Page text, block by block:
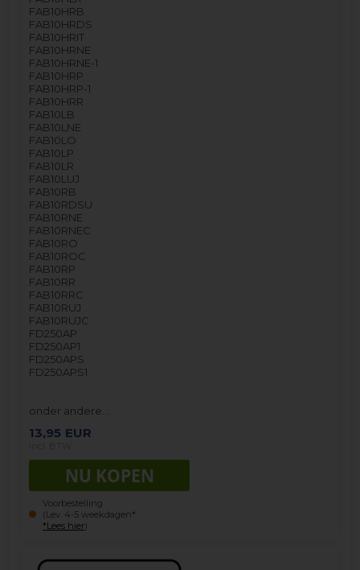
FAB10HRB
FAB10HRDS
FAB10HRIT
FAB10HRNE
FAB10HRNE-1
FAB10HRP
FAB10HRP-1
FAB10HRR
FAB10LB
FAB10LNE
FAB10LO
FAB10LP
FAB10LR
FAB10LUJ
FAB10RB
FAB10RDSU
FAB10RNE
FAB10RNEC
FAB10RO
FAB10ROC
FAB10RP
FAB10RR
FAB10RRC
FAB10RUJ
FAB10RUJC
FD250AP
FD250AP1
FD250APS
FD250APS1
onder andere…
13,95 EUR
Voorbestelling
(Lev. 4-5 weekdagen*
*Lees hier)